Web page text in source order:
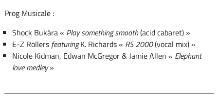
Prog Musicale :
Shock Bukära « Play something smooth(acid cabaret) »
E-Z Rollers featuringK. Richards « RS 2000(vocal mix) »
Nicole Kidman, Edwan McGregor & Jamie Allen « Elephant
love medley»